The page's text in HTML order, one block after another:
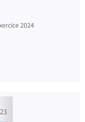
2024